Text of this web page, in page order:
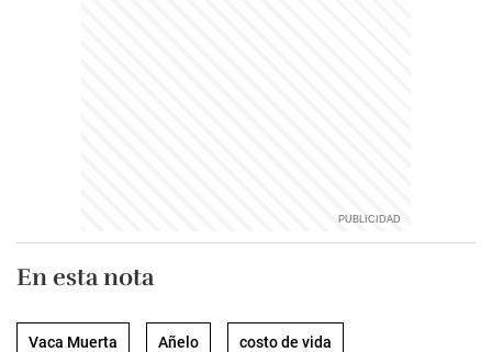
En esta nota
Vaca Muerta Añelo costo de vida